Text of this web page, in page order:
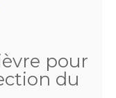
pour
du